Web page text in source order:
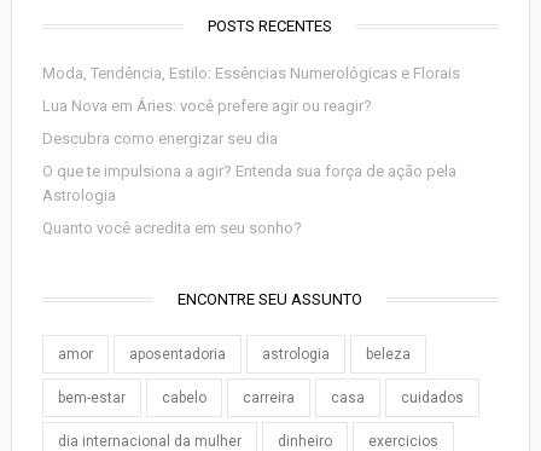
POSTS RECENTES
Moda, Tendência, Estilo: Essências Numerológicas e Florais
Lua Nova em Áries: você prefere agir ou reagir?
Descubra como energizar seu dia
O que te impulsiona a agir? Entenda sua força de ação pela
Astrologia
Quanto você acredita em seu sonho?
ENCONTRE SEU ASSUNTO
amor aposentadoria astrologia beleza
bem-estar cabelo carreira casa cuidados
dia internacional da mulher dinheiro exercicios